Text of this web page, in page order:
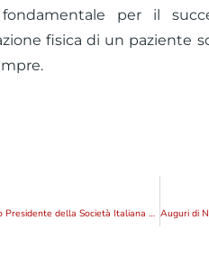
per il
fisica di un paziente
Il Prof. Mauro Galeazzi è il nuovo Presidente della Società Italiana di Reumatologia – SIR